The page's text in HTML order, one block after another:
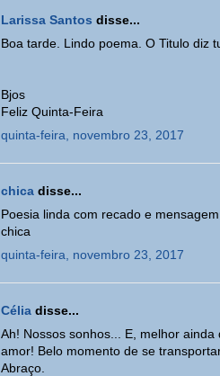
Larissa Santos disse...
Boa tarde. Lindo poema. O Titulo diz
Bjos
Feliz Quinta-Feira
quinta-feira, novembro 23, 2017
chica disse...
Poesia linda com recado e
chica
quinta-feira, novembro 23, 2017
Célia disse...
Ah! Nossos sonhos... E, melhor
amor! Belo momento de se
Abraço.